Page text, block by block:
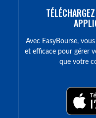
Avec EasyBourse,
et efficace pour gérer
que votre